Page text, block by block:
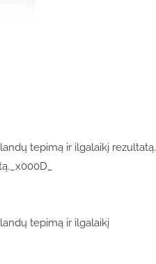
tepimą ir ilgalaikį rezultatą.
tepimą ir ilgalaikį